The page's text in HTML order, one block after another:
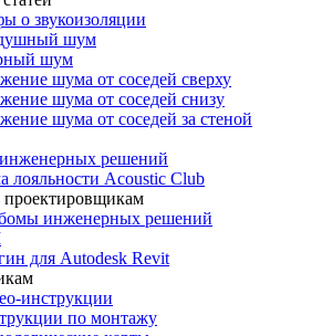
о звукоизоляции
шум
шум
шума от соседей сверху
шума от соседей снизу
шума от соседей за стеной
решений
лояльности Acoustic Club
инженерных решений
для Autodesk Revit
инструкции
по монтажу